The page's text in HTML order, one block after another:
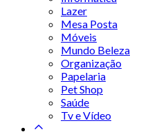
Lazer
Mesa Posta
Móveis
Mundo Beleza
Organização
Papelaria
Pet Shop
Saúde
Tv e Vídeo